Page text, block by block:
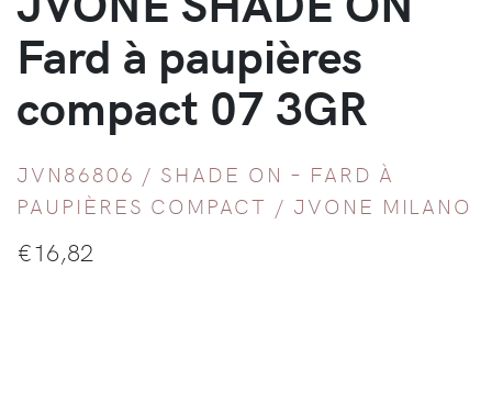
Fard à paupières
compact 07 3GR
JVN86806 / SHADE ON – FARD À
PAUPIÈRES COMPACT / JVONE MILANO
€16,82